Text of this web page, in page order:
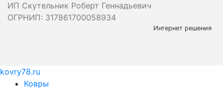
ИП Скутельник Роберт Геннадьевич
ОГРНИП: 317861700058934
Интернет решения
kovry78.ru
Ковры